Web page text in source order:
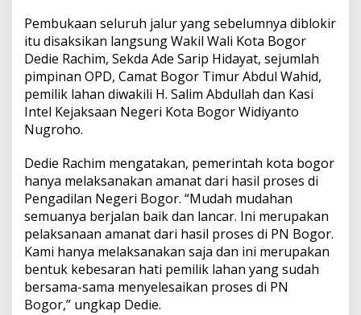
Pembukaan seluruh jalur yang sebelumnya diblokir
itu disaksikan langsung Wakil Wali Kota Bogor
Dedie Rachim, Sekda Ade Sarip Hidayat, sejumlah
pimpinan OPD, Camat Bogor Timur Abdul Wahid,
pemilik lahan diwakili H. Salim Abdullah dan Kasi
Intel Kejaksaan Negeri Kota Bogor Widiyanto
Nugroho.
Dedie Rachim mengatakan, pemerintah kota bogor
hanya melaksanakan amanat dari hasil proses di
Pengadilan Negeri Bogor. “Mudah mudahan
semuanya berjalan baik dan lancar. Ini merupakan
pelaksanaan amanat dari hasil proses di PN Bogor.
Kami hanya melaksanakan saja dan ini merupakan
bentuk kebesaran hati pemilik lahan yang sudah
bersama-sama menyelesaikan proses di PN
Bogor,” ungkap Dedie.